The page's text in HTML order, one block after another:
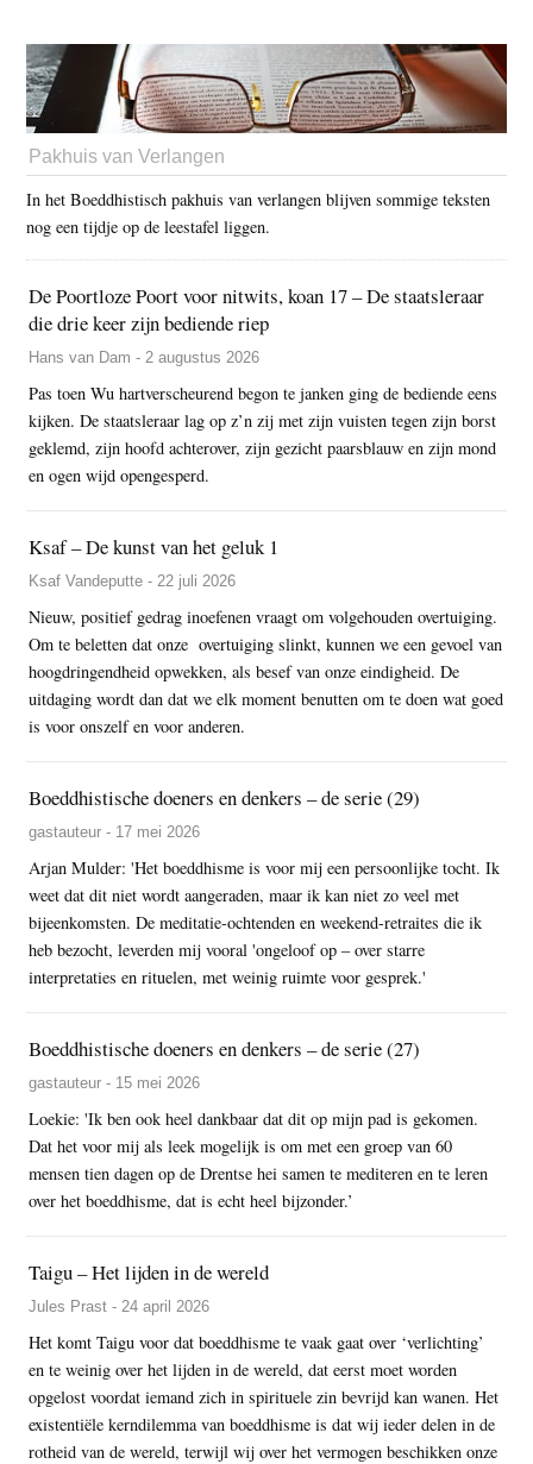
Pakhuis van Verlangen
In het Boeddhistisch pakhuis van verlangen blijven sommige teksten
nog een tijdje op de leestafel liggen.
De Poortloze Poort voor nitwits, koan 17 – De staatsleraar
die drie keer zijn bediende riep
Hans van Dam - 2 augustus 2026
Pas toen Wu hartverscheurend begon te janken ging de bediende eens
kijken. De staatsleraar lag op z’n zij met zijn vuisten tegen zijn borst
geklemd, zijn hoofd achterover, zijn gezicht paarsblauw en zijn mond
en ogen wijd opengesperd.
Ksaf – De kunst van het geluk 1
Ksaf Vandeputte - 22 juli 2026
Nieuw, positief gedrag inoefenen vraagt om volgehouden overtuiging.
Om te beletten dat onze overtuiging slinkt, kunnen we een gevoel van
hoogdringendheid opwekken, als besef van onze eindigheid. De
uitdaging wordt dan dat we elk moment benutten om te doen wat goed
is voor onszelf en voor anderen.
Boeddhistische doeners en denkers – de serie (29)
gastauteur - 17 mei 2026
Arjan Mulder: 'Het boeddhisme is voor mij een persoonlijke tocht. Ik
weet dat dit niet wordt aangeraden, maar ik kan niet zo veel met
bijeenkomsten. De meditatie-ochtenden en weekend-retraites die ik
heb bezocht, leverden mij vooral 'ongeloof op – over starre
interpretaties en rituelen, met weinig ruimte voor gesprek.'
Boeddhistische doeners en denkers – de serie (27)
gastauteur - 15 mei 2026
Loekie: 'Ik ben ook heel dankbaar dat dit op mijn pad is gekomen.
Dat het voor mij als leek mogelijk is om met een groep van 60
mensen tien dagen op de Drentse hei samen te mediteren en te leren
over het boeddhisme, dat is echt heel bijzonder.’
Taigu – Het lijden in de wereld
Jules Prast - 24 april 2026
Het komt Taigu voor dat boeddhisme te vaak gaat over ‘verlichting’
en te weinig over het lijden in de wereld, dat eerst moet worden
opgelost voordat iemand zich in spirituele zin bevrijd kan wanen. Het
existentiële kerndilemma van boeddhisme is dat wij ieder delen in de
rotheid van de wereld, terwijl wij over het vermogen beschikken onze